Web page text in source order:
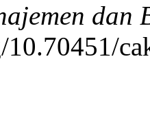
dan